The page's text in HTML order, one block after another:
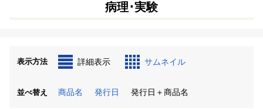
病理･実験
表示方法 詳細表示 サムネイル
並べ替え 商品名 発行日 発行日＋商品名